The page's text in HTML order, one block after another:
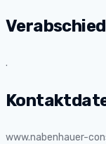
.
www.nabenhauer-